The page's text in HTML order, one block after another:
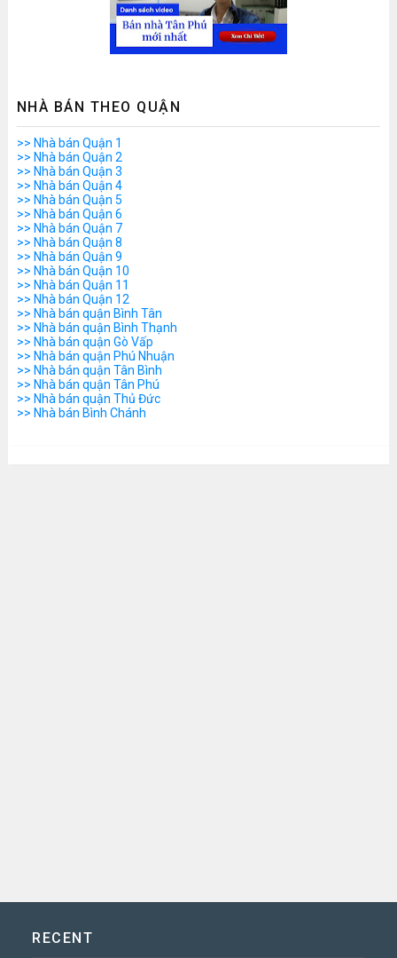
NHÀ BÁN THEO QUẬN
>> Nhà bán Quận 1
>> Nhà bán Quận 2
>> Nhà bán Quận 3
>> Nhà bán Quận 4
>> Nhà bán Quận 5
>> Nhà bán Quận 6
>> Nhà bán Quận 7
>> Nhà bán Quận 8
>> Nhà bán Quận 9
>> Nhà bán Quận 10
>> Nhà bán Quận 11
>> Nhà bán Quận 12
>> Nhà bán quận Bình Tân
>> Nhà bán quận Bình Thạnh
>> Nhà bán quận Gò Vấp
>> Nhà bán quận Phú Nhuận
>> Nhà bán quận Tân Bình
>> Nhà bán quận Tân Phú
>> Nhà bán quận Thủ Đức
>> Nhà bán Bình Chánh
RECENT